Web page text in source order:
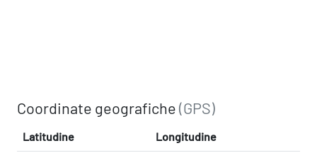
Coordinate geografiche(GPS)
Latitudine Longitudine